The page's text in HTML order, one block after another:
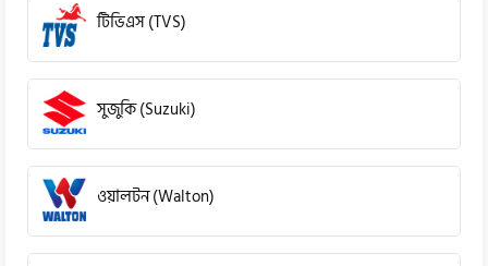
টিভিএস (TVS)
সুজুকি (Suzuki)
ওয়ালটন (Walton)